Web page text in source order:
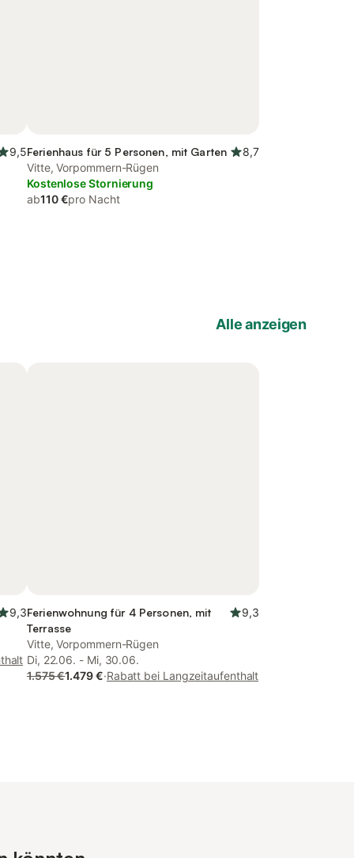
9,5Ferienhaus für 5 Personen, mit Garten
8,7
Vitte, Vorpommern-Rügen
Kostenlose Stornierung
ab110 €pro Nacht
Alle anzeigen
9,3Ferienwohnung für 4 Personen, mit
Terrasse
9,3
Vitte, Vorpommern-Rügen
Di, 22.06. - Mi, 30.06.
1.575 €1.479 €·Rabatt bei Langzeitaufenthalt